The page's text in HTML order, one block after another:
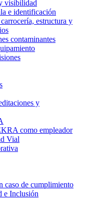
visibilidad
e identificación
estructura y
contaminantes
y
como empleador
Vial
caso de cumplimiento
e Inclusión